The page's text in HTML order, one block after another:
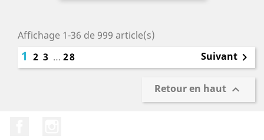
Affichage 1-36 de 999 article(s)
1 2 3 … 28 Suivant 
Retour en haut 